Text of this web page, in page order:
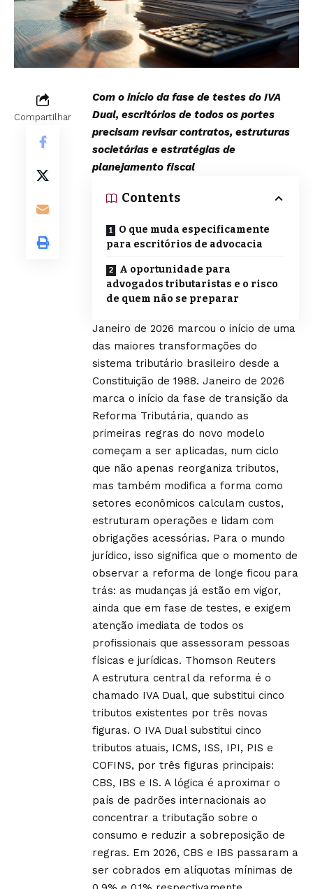
Compartilhar
Com o início da fase de testes do IVA
Dual, escritórios de todos os portes
precisam revisar contratos, estruturas
societárias e estratégias de
planejamento fiscal
Contents
O que muda especificamente
para escritórios de advocacia
A oportunidade para
advogados tributaristas e o risco
de quem não se preparar
Janeiro de 2026 marcou o início de uma
das maiores transformações do
sistema tributário brasileiro desde a
Constituição de 1988. Janeiro de 2026
marca o início da fase de transição da
Reforma Tributária, quando as
primeiras regras do novo modelo
começam a ser aplicadas, num ciclo
que não apenas reorganiza tributos,
mas também modifica a forma como
setores econômicos calculam custos,
estruturam operações e lidam com
obrigações acessórias. Para o mundo
jurídico, isso significa que o momento de
observar a reforma de longe ficou para
trás: as mudanças já estão em vigor,
ainda que em fase de testes, e exigem
atenção imediata de todos os
profissionais que assessoram pessoas
físicas e jurídicas. Thomson Reuters
A estrutura central da reforma é o
chamado IVA Dual, que substitui cinco
tributos existentes por três novas
figuras. O IVA Dual substitui cinco
tributos atuais, ICMS, ISS, IPI, PIS e
COFINS, por três figuras principais:
CBS, IBS e IS. A lógica é aproximar o
país de padrões internacionais ao
concentrar a tributação sobre o
consumo e reduzir a sobreposição de
regras. Em 2026, CBS e IBS passaram a
ser cobrados em alíquotas mínimas de